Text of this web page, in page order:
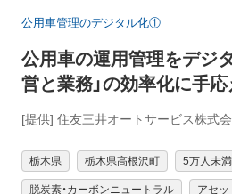
公用車管理のデジタル化①
公用車の運用管理をデジタ
営と業務」の効率化に手応
[提供] 住友三井オートサービス株式
栃木県 栃木県高根沢町 5万人未満
脱炭素・カーボンニュートラル アセッ